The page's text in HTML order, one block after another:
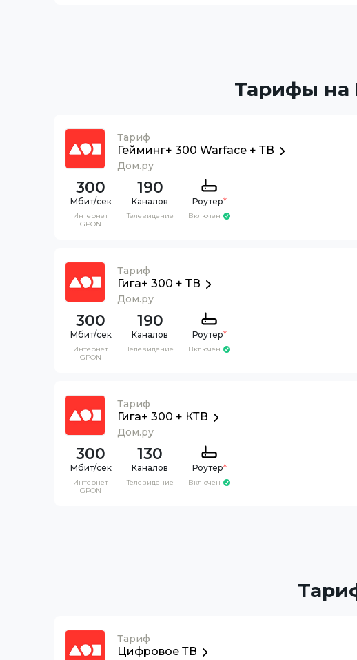
Тарифы на
Тариф
Гейминг+ 300 Warface + ТВ
Дом.ру
300
Интернет
GPON
190
Каналов
Телевидение
Роутер*
Включен
Тариф
Гига+ 300 + ТВ
Дом.ру
300
Интернет
GPON
190
Каналов
Телевидение
Роутер*
Включен
Тариф
Гига+ 300 + КТВ
Дом.ру
300
Интернет
GPON
130
Каналов
Телевидение
Роутер*
Включен
Тариф
Цифровое ТВ